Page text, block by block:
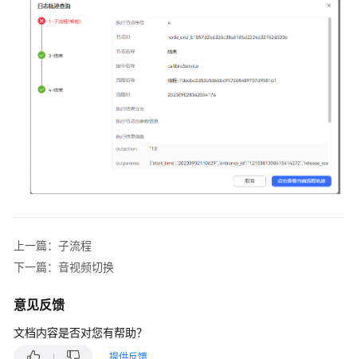
被
叫
置
上一篇：子流程
下一篇：音视频切换
意见反馈
文档内容是否对您有帮助？